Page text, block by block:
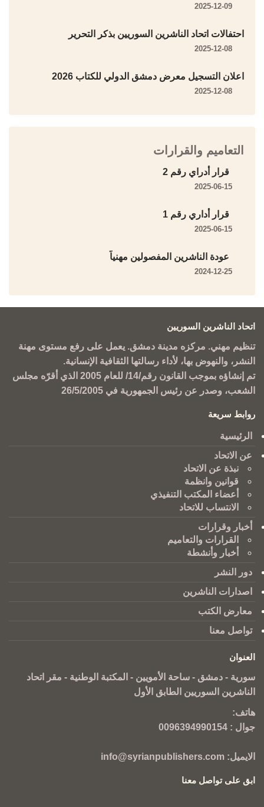
2025-12-09
احتفالات اتحاد الناشرين السوريين بذكر التحرير
2025-12-08
اعلان التسجيل معرض دمشق الدولي للكتاب 2026
2025-12-08
التعاميم والقرارات
قرار أدراي رقم 2
2025-06-15
قرار أداري رقم 1
2025-06-15
عودة الناشرين المفصولين مهنياً
2024-12-25
اتحاد الناشرين السوريين
تنظيم مهني. مركزه مدينة دمشق. يعمل على رفع مستوى مهنة
النشر، والنهوض بها، لأداء رسالتها الثقافية الإنسانية.
تم إنشاؤه بموجب القانون رقم/14/ للعام 2005 الذي أقرّه مجلس
الشعب، وصدر عن رئيس الجمهورية في 26/5/2005
روابط سريعة
الرئيسية
عن الاتحاد
نبذة عن الاتحاد
قوانين وانظمة
أعضاء المكتب التنفيذي
الانتساب للاتحاد
أخبار وقرارات
القرارات والتعاميم
أخبار وأنشطة
دور النشر
اصدارات الناشرين
معارض الكتب
تواصل معنا
العنوان
سورية - دمشق - ساحة الأمويين - المكتبة الوطنية - مقر اتحاد
الناشرين السوريين الطابق الأول
هاتف:
جوال : 0096394990154
الايميل: info@syrianpublishers.com
ابق على تواصل معنا